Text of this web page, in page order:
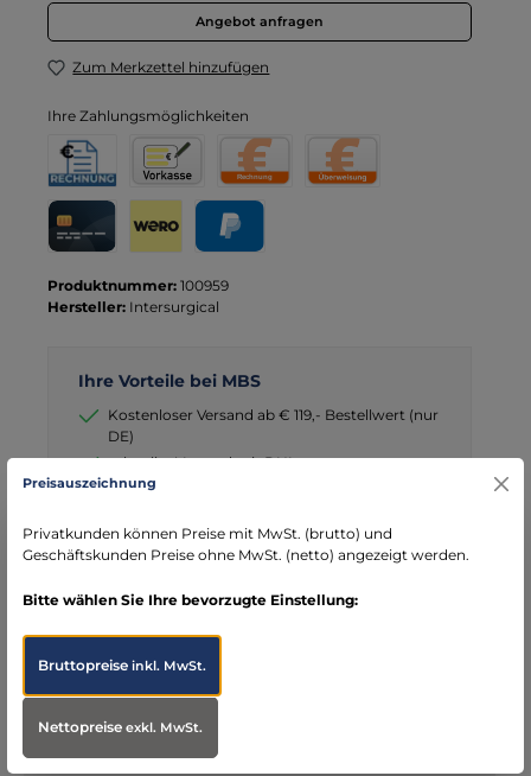
Angebot anfragen
Zum Merkzettel hinzufügen
Ihre Zahlungsmöglichkeiten
Rechnung
Rechnung für Behörden
Vorkasse
Produktnummer: 100959
Hersteller: Intersurgical
Ihre Vorteile bei MBS
Kostenloser Versand ab € 119,- Bestellwert (nur
DE)
schneller Versand mit DHL
seit über 15 Jahren kompetenter Partner im
Intubationszubehör von Intersurgical Der Führungsmandrin
von Intersurgical…Mehr
Preisauszeichnung
Privatkunden können Preise mit MwSt. (brutto) und
Geschäftskunden Preise ohne MwSt. (netto) angezeigt werden.
Bitte wählen Sie Ihre bevorzugte Einstellung:
Bruttopreiseinkl. MwSt.
Nettopreiseexkl. MwSt.